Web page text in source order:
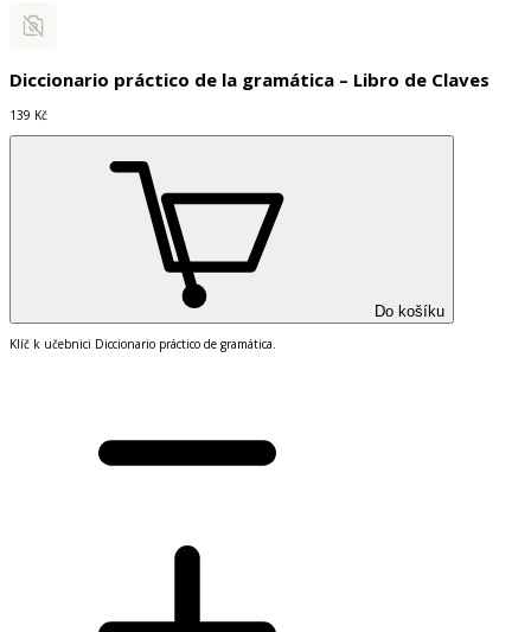
Diccionario práctico de la gramática – Libro de Claves
139 Kč
Do košíku
Klíč k učebnici Diccionario práctico de gramática.